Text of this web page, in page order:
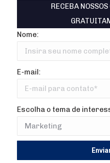
RECEBA
Nome:
E-mail:
Escolha o tema de